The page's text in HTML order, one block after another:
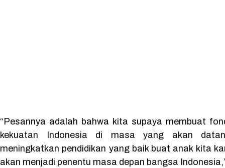
“Pesannya adalah bahwa kita supaya membuat
kekuatan Indonesia di masa yang akan
meningkatkan pendidikan yang baik buat anak kita
akan menjadi penentu masa depan bangsa